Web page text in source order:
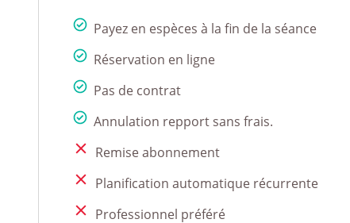
Payez en espèces à la fin de la séance
Réservation en ligne
Pas de contrat
Annulation repport sans frais.
Remise abonnement
Planification automatique récurrente
Professionnel préféré